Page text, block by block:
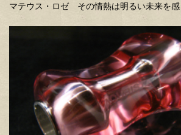
マテウス・ロゼ その情熱は明るい未来を感